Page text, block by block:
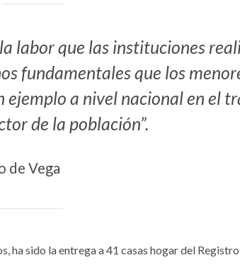
labor que las instituciones
fundamentales que los
a nivel nacional en el
de la población”.
de Vega
ha sido la entrega a 41 casas hogar del